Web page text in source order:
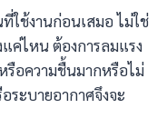
ใช้งานก่อนเสมอ ไม่ใช่
ค่ไหน ต้องการลมแรง
รือความชื้นมากหรือไม่
ะบายอากาศจึงจะ